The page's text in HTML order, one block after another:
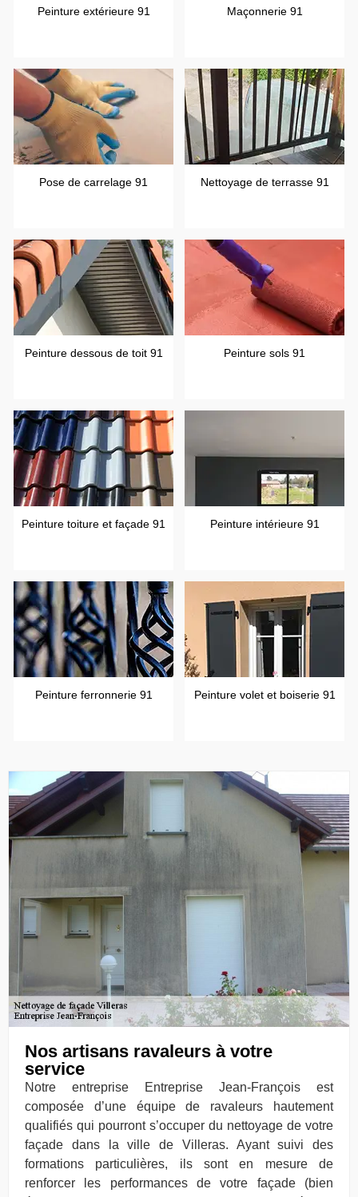
Peinture extérieure 91 Maçonnerie 91
Pose de carrelage 91 Nettoyage de terrasse 91
Peinture dessous de toit 91 Peinture sols 91
Peinture toiture et façade 91 Peinture intérieure 91
Peinture ferronnerie 91 Peinture volet et boiserie 91
Nos artisans ravaleurs à votre
service
Notre entreprise Entreprise Jean-François est
composée d’une équipe de ravaleurs hautement
qualifiés qui pourront s’occuper du nettoyage de votre
façade dans la ville de Villeras. Ayant suivi des
formations particulières, ils sont en mesure de
renforcer les performances de votre façade (bien